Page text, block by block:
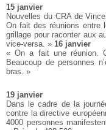
15 janvier
Nouvelles du CRA de
On fait des réunions entre
grillage pour raconter aux
vice-versa. » 16 janvier
« On a fait une réunion.
Beaucoup de personnes
bras. »
19 janvier
Dans le cadre de la
contre la directive
4000 personnes